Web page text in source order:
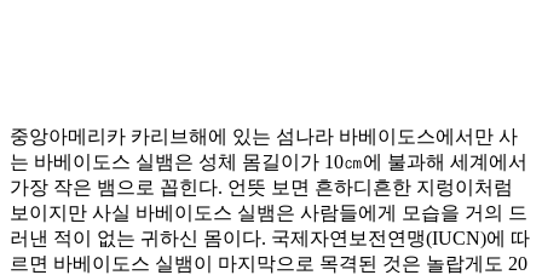
중앙아메리카 카리브해에 있는 섬나라 바베이도스에서만 사
는 바베이도스 실뱀은 성체 몸길이가 10㎝에 불과해 세계에서
가장 작은 뱀으로 꼽힌다. 언뜻 보면 흔하디흔한 지렁이처럼
보이지만 사실 바베이도스 실뱀은 사람들에게 모습을 거의 드
러낸 적이 없는 귀하신 몸이다. 국제자연보전연맹(IUCN)에 따
르면 바베이도스 실뱀이 마지막으로 목격된 것은 놀랍게도 20